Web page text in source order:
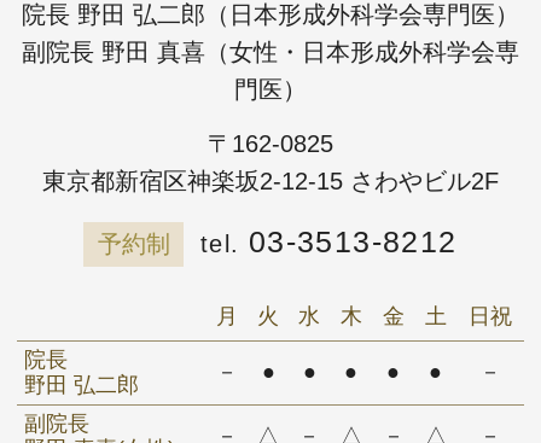
院長 野田 弘二郎（日本形成外科学会専門医）
副院長 野田 真喜（女性・日本形成外科学会専
門医）
〒162-0825
東京都新宿区神楽坂2-12-15 さわやビル2F
予約制 03-3513-8212
月 火 水 木 金 土
日祝
院長
野田 弘二郎
－ ● ● ● ● ● －
副院長
－ △ － △ － △ －